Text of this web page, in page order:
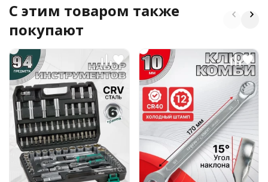
C этим товаром также
покупают